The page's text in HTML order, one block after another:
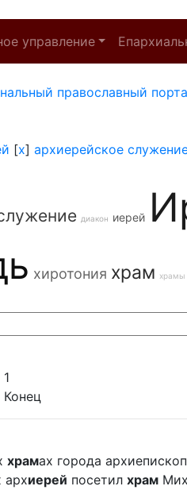
управление
православный
[x] архиерейское
диакон иерей
хиротония храм храмы
Конец
храмах города архиепископ
архиерей посетил храм